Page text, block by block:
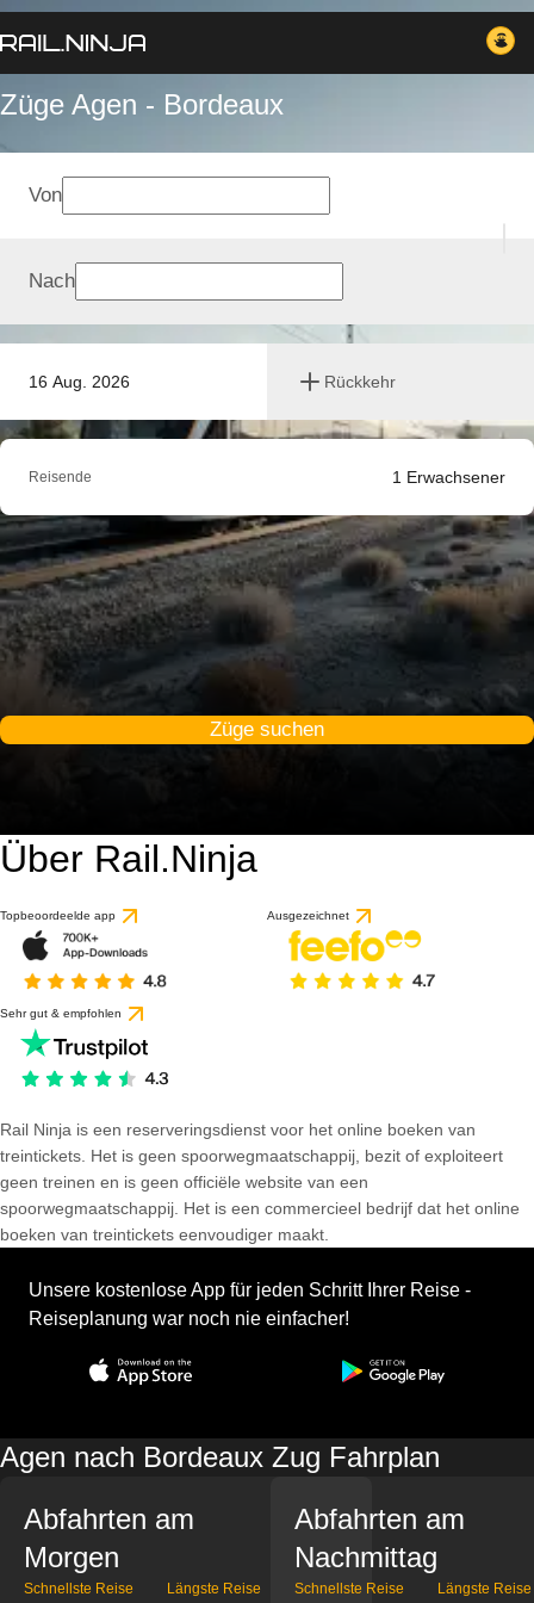
Züge Agen - Bordeaux
16 Aug. 2026 Rückkehr
Von
Nach
Reisende 1 Erwachsener
Züge suchen
Über Rail.Ninja
Topbeoordeelde app Ausgezeichnet
Sehr gut & empfohlen
Rail Ninja is een reserveringsdienst voor het online boeken van
treintickets. Het is geen spoorwegmaatschappij, bezit of exploiteert
geen treinen en is geen officiële website van een
spoorwegmaatschappij. Het is een commercieel bedrijf dat het online
boeken van treintickets eenvoudiger maakt.
Unsere kostenlose App für jeden Schritt Ihrer Reise -
Reiseplanung war noch nie einfacher!
Agen nach Bordeaux Zug Fahrplan
Abfahrten am
Morgen
Schnellste Reise Längste Reise
Abfahrten am
Nachmittag
Schnellste Reise Längste Reise
basierend auf 1